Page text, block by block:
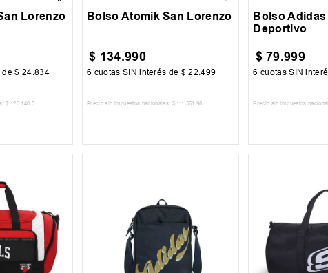
Lorenzo
de$ 24.834
$ 123. 140 5
Bolso Atomik San Lorenzo
$ 134.990
6 cuotas SIN interés de $ 22.499
Precio sin impuestos nacionales: $ 111 561 98
Bolso Adidas
Deportivo
$ 79.999
6 cuotas SIN
Precio sin impuestos